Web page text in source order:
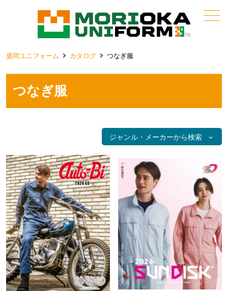
メニュー
盛岡ユニフォーム カタログ つなぎ服
つなぎ服
ジャンル・メーカーから検索